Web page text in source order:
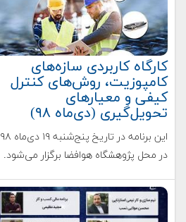
کارگاه کاربردی سازه‌های
کامپوزیت، روش‌های کنترل
کیفی و معیارهای
تحویل‌گیری (دی‌ماه ۹۸)
این برنامه در تاریخ پنج‌شنبه ۱۹ دی‌ماه ۹۸
در محل پژوهشگاه هوافضا برگزار می‌شود.